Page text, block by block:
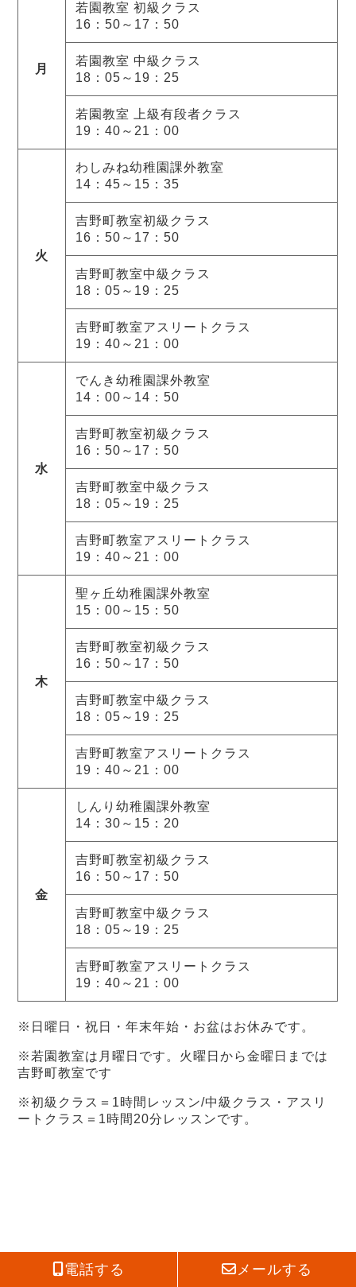
月
若園教室 初級クラス
16：50～17：50
若園教室 中級クラス
18：05～19：25
若園教室 上級有段者クラス
19：40～21：00
火
わしみね幼稚園課外教室
14：45～15：35
吉野町教室初級クラス
16：50～17：50
吉野町教室中級クラス
18：05～19：25
吉野町教室アスリートクラス
19：40～21：00
水
でんき幼稚園課外教室
14：00～14：50
吉野町教室初級クラス
16：50～17：50
吉野町教室中級クラス
18：05～19：25
吉野町教室アスリートクラス
19：40～21：00
木
聖ヶ丘幼稚園課外教室
15：00～15：50
吉野町教室初級クラス
16：50～17：50
吉野町教室中級クラス
18：05～19：25
吉野町教室アスリートクラス
19：40～21：00
金
しんり幼稚園課外教室
14：30～15：20
吉野町教室初級クラス
16：50～17：50
吉野町教室中級クラス
18：05～19：25
吉野町教室アスリートクラス
19：40～21：00
※日曜日・祝日・年末年始・お盆はお休みです。
※若園教室は月曜日です。火曜日から金曜日までは
吉野町教室です
※初級クラス＝1時間レッスン/中級クラス・アスリ
ートクラス＝1時間20分レッスンです。
電話する メールする